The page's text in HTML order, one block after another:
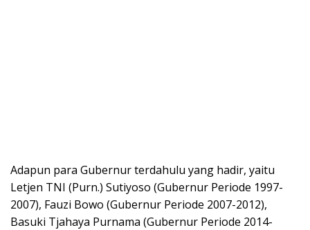
Adapun para Gubernur terdahulu yang hadir, yaitu
Letjen TNI (Purn.) Sutiyoso (Gubernur Periode 1997-
2007), Fauzi Bowo (Gubernur Periode 2007-2012),
Basuki Tjahaya Purnama (Gubernur Periode 2014-